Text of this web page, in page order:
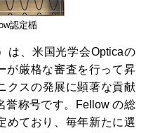
認定楯
は、米国光学会Opticaの
が厳格な審査を行って昇
クスの発展に顕著な貢献
誉称号です。Fellow の総
めており、毎年新たに選